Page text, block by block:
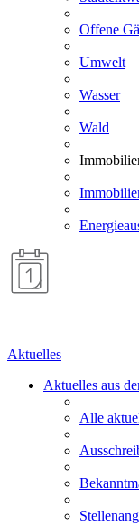
Offene
Umwelt
Wasser
Wald
Aktuelles
Aktuelles aus
Alle